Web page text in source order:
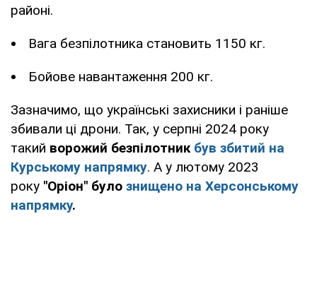
районі.
Вага безпілотника становить 1150 кг.
Бойове навантаження 200 кг.
Зазначимо, що українські захисники і раніше
збивали ці дрони. Так, у серпні 2024 року
такий ворожий безпілотник був збитий на
Курському напрямку. А у лютому 2023
року "Оріон" було знищено на Херсонському
напрямку.